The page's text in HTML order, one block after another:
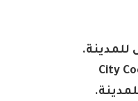
للمدينة.
City
.